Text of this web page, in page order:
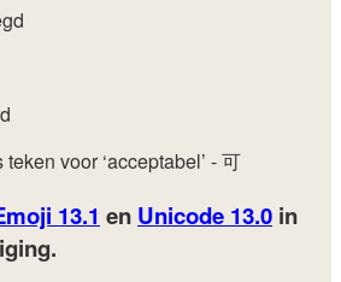
voor ‘acceptabel’ - 可
13.1 en Unicode 13.0 in